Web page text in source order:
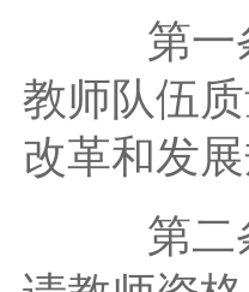
第一条
教师队伍
改革和发
第二条